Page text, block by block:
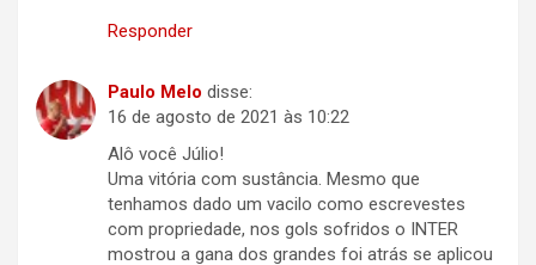
Responder
Paulo Melo disse:
16 de agosto de 2021 às 10:22
Alô você Júlio!
Uma vitória com sustância. Mesmo que
tenhamos dado um vacilo como escrevestes
com propriedade, nos gols sofridos o INTER
mostrou a gana dos grandes foi atrás se aplicou